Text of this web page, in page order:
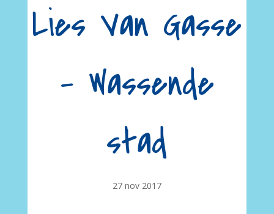
Lies Van Gasse
– Wassende
stad
27 nov 2017